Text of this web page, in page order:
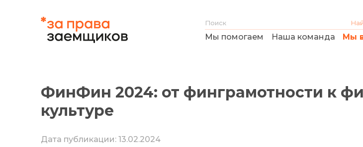
Мы помогаем Наша команда Мы
ФинФин 2024: от финграмотности к
культуре
Дата публикации: 13.02.2024